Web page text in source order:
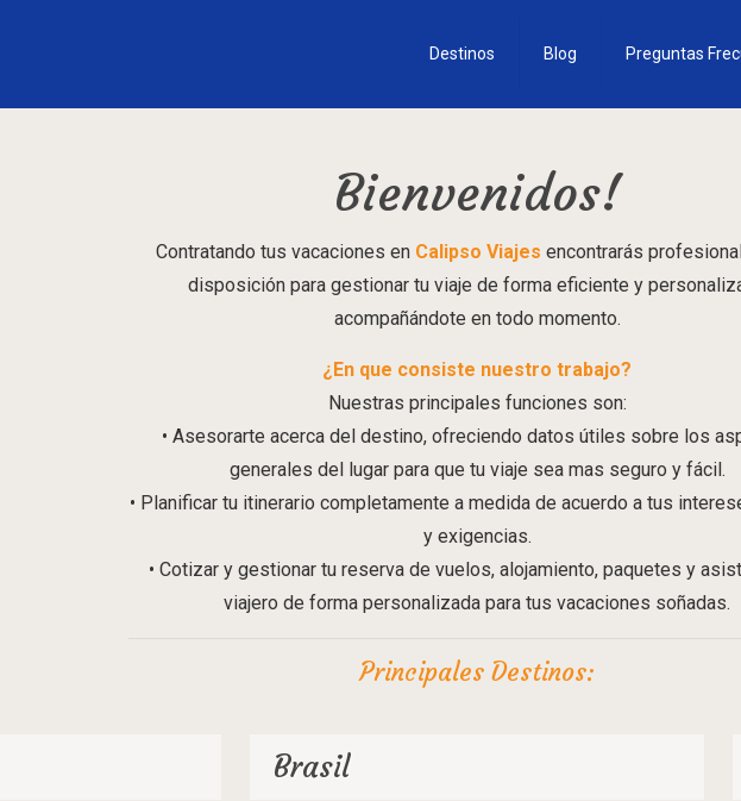
Destinos Blog Preguntas
Bienvenidos!
Contratando tus vacaciones en Calipso Viajes encontrarás
disposición para gestionar tu viaje de forma eficiente y
acompañándote en todo momento.
¿En que consiste nuestro trabajo?
Nuestras principales funciones son:
• Asesorarte acerca del destino, ofreciendo datos útiles sobre los
generales del lugar para que tu viaje sea mas seguro y fácil.
• Planificar tu itinerario completamente a medida de acuerdo a tus
y exigencias.
• Cotizar y gestionar tu reserva de vuelos, alojamiento, paquetes y
viajero de forma personalizada para tus vacaciones soñadas.
Principales Destinos:
Brasil